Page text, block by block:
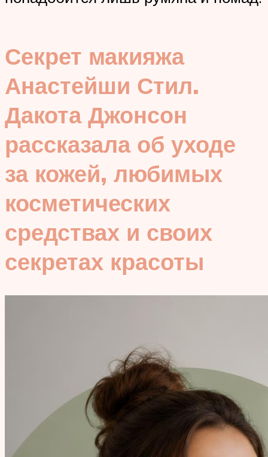
Секрет макияжа
Анастейши Стил.
Дакота Джонсон
рассказала об уходе
за кожей, любимых
косметических
средствах и своих
секретах красоты